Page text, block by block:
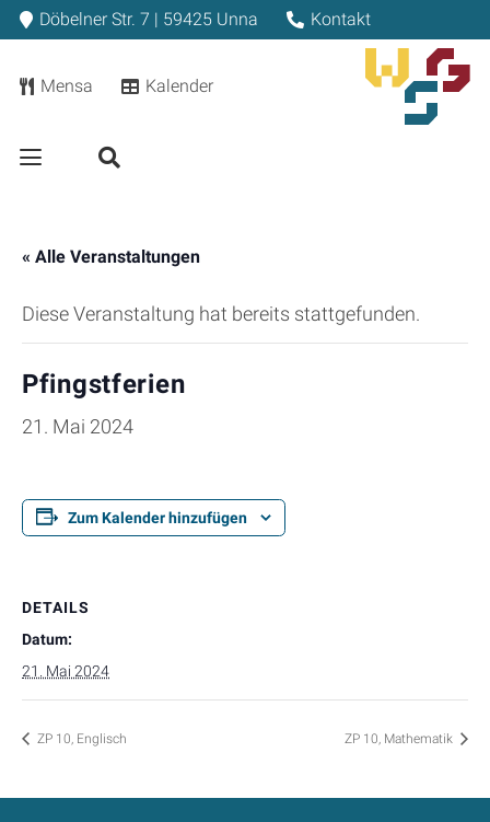
Döbelner Str. 7 | 59425 Unna Kontakt
Mensa Kalender
« Alle Veranstaltungen
Diese Veranstaltung hat bereits stattgefunden.
Pfingstferien
21. Mai 2024
Zum Kalender hinzufügen
DETAILS
Datum:
21. Mai 2024
ZP 10, Englisch ZP 10, Mathematik